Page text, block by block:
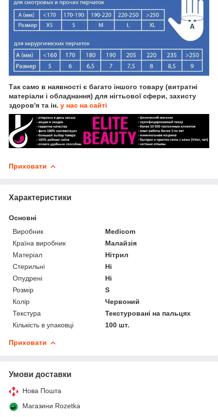
Так само в наявності є багато іншого товару (витратні
матеріали і обладнання) для нігтьової сфери, захисту
здоров'я та ін. у нас на сайті
Приховати
Характеристики
Основні
Виробник
Medicom
Країна виробник
Малайзія
Матеріал
Нітрил
Стерильні
Ні
Опудрені
Ні
Розмір
S
Колір
Червоний
Текстура
Текстуровані на пальцях
Кількість в упаковці
100 шт.
Приховати
Умови доставки
Нова Пошта
Магазини Rozetka